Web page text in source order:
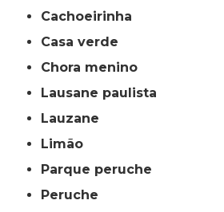
cachoeirinha
casa verde
chora menino
lausane paulista
lauzane
limão
parque peruche
peruche